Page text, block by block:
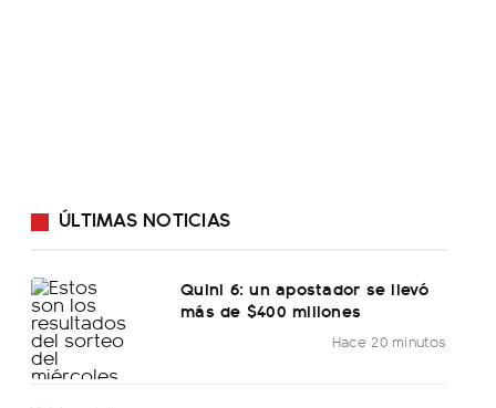
ÚLTIMAS NOTICIAS
Quini 6: un apostador se llevó
más de $400 millones
Hace 20 minutos